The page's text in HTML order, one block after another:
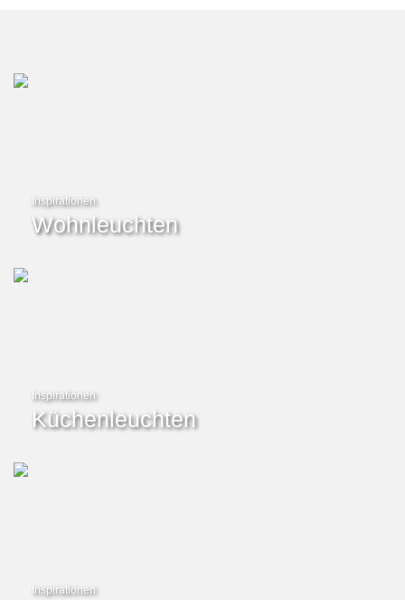
Inspirationen
Wohnleuchten
Inspirationen
Küchenleuchten
Inspirationen